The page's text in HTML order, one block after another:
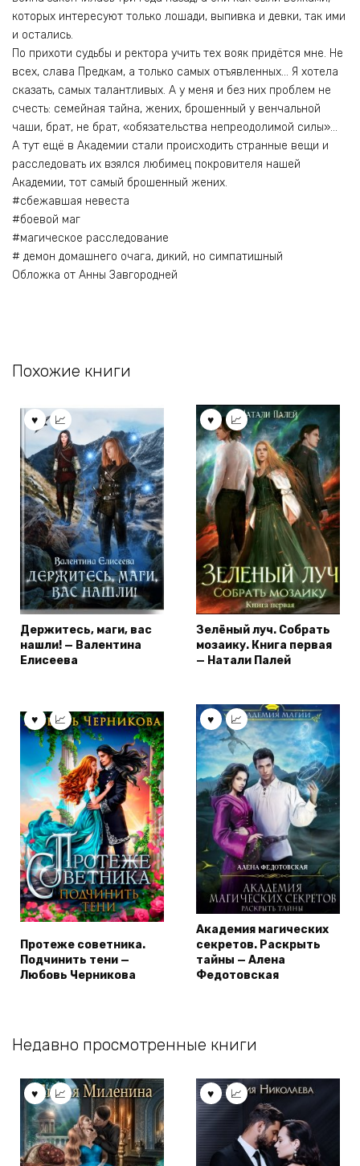
которых интересуют только лошади, выпивка и девки, так ими
и остались.
По прихоти судьбы и ректора учить тех вояк придётся мне. Не
всех, слава Предкам, а только самых отъявленных… Я хотела
сказать, самых талантливых. А у меня и без них проблем не
счесть: семейная тайна, жених, брошенный у венчальной
чаши, брат, не брат, «обязательства непреодолимой силы»…
А тут ещё в Академии стали происходить странные вещи и
расследовать их взялся любимец покровителя нашей
Академии, тот самый брошенный жених.
#сбежавшая невеста
#боевой маг
#магическое расследование
# демон домашнего очага, дикий, но симпатишный
Обложка от Анны Завгородней
Похожие книги
Держитесь, маги, вас
нашли! — Валентина
Елисеева
Зелёный луч. Собрать
мозаику. Книга первая
— Натали Палей
Протеже советника.
Подчинить тени —
Любовь Черникова
Академия магических
секретов. Раскрыть
тайны — Алена
Федотовская
Недавно просмотренные книги